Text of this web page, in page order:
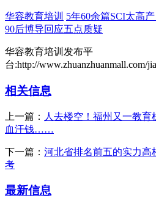
华容教育培训 5年60余篇SCI太高
90后博导回应五点质疑
华容教育培训发布平
台:http://www.zhuanzhuanmall.com/
相关信息
上一篇： 人去楼空！福州又一教育
血汗钱……
下一篇： 河北省排名前五的实力高
考
最新信息